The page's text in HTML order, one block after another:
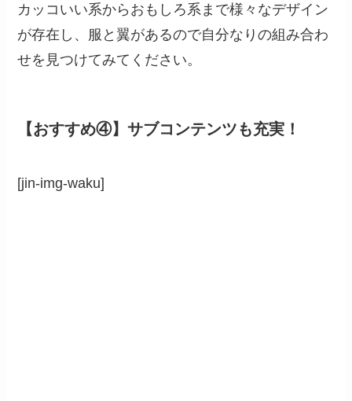
カッコいい系からおもしろ系まで様々なデザイン
が存在し、服と翼があるので自分なりの組み合わ
せを見つけてみてください。
【おすすめ④】サブコンテンツも充実！
[jin-img-waku]